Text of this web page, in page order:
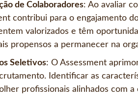
de Colaboradores: Ao avaliar
contribui para o engajamento
valorizados e têm
propensos a permanecer na
Seletivos: O Assessment
Identificar as
profissionais alinhados com